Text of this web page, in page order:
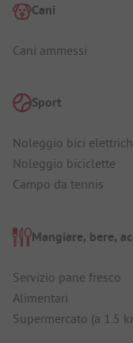
Cani
Cani ammessi
Sport
Noleggio bici
Noleggio biciclette
Campo da tennis
Mangiare, bere,
Servizio pane fresco
Alimentari
Supermercato (a 1.5